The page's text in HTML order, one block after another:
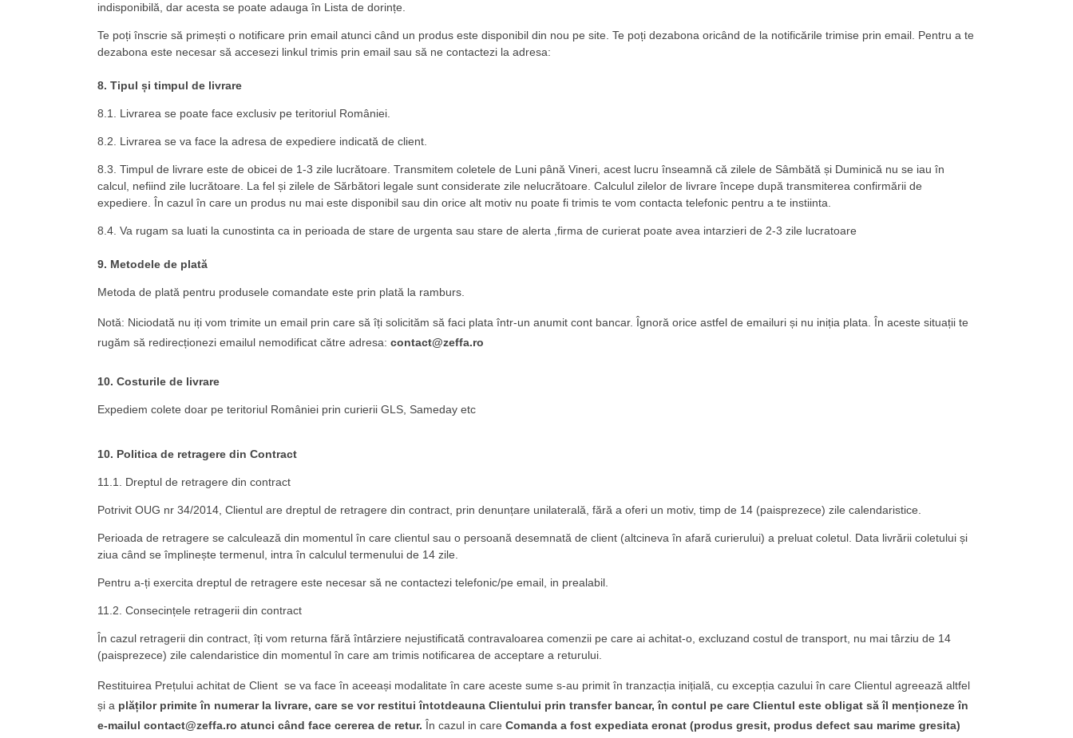
indisponibilă, dar acesta se poate adauga în Lista de dorințe.
Te poți înscrie să primești o notificare prin email atunci când un produs este disponibil din nou pe site. Te poți dezabona oricând de la notificările trimise prin email. Pentru a te
dezabona este necesar să accesezi linkul trimis prin email sau să ne contactezi la adresa:
8. Tipul și timpul de livrare
8.1. Livrarea se poate face exclusiv pe teritoriul României.
8.2. Livrarea se va face la adresa de expediere indicată de client.
8.3. Timpul de livrare este de obicei de 1-3 zile lucrătoare. Transmitem coletele de Luni până Vineri, acest lucru înseamnă că zilele de Sâmbătă și Duminică nu se iau în
calcul, nefiind zile lucrătoare. La fel și zilele de Sărbători legale sunt considerate zile nelucrătoare. Calculul zilelor de livrare începe după transmiterea confirmării de
expediere. În cazul în care un produs nu mai este disponibil sau din orice alt motiv nu poate fi trimis te vom contacta telefonic pentru a te instiinta.
8.4. Va rugam sa luati la cunostinta ca in perioada de stare de urgenta sau stare de alerta ,firma de curierat poate avea intarzieri de 2-3 zile lucratoare
9. Metodele de plată
Metoda de plată pentru produsele comandate este prin plată la ramburs.
Notă: Niciodată nu iți vom trimite un email prin care să îți solicităm să faci plata într-un anumit cont bancar. Îgnoră orice astfel de emailuri și nu iniția plata. În aceste situații te
rugăm să redirecționezi emailul nemodificat către adresa: contact@zeffa.ro
10. Costurile de livrare
Expediem colete doar pe teritoriul României prin curierii GLS, Sameday etc
10. Politica de retragere din Contract
11.1. Dreptul de retragere din contract
Potrivit OUG nr 34/2014, Clientul are dreptul de retragere din contract, prin denunțare unilaterală, fără a oferi un motiv, timp de 14 (paisprezece) zile calendaristice.
Perioada de retragere se calculează din momentul în care clientul sau o persoană desemnată de client (altcineva în afară curierului) a preluat coletul. Data livrării coletului și
ziua când se împlinește termenul, intra în calculul termenului de 14 zile.
Pentru a-ți exercita dreptul de retragere este necesar să ne contactezi telefonic/pe email, in prealabil.
11.2. Consecințele retragerii din contract
În cazul retragerii din contract, îți vom returna fără întârziere nejustificată contravaloarea comenzii pe care ai achitat-o, excluzand costul de transport, nu mai târziu de 14
(paisprezece) zile calendaristice din momentul în care am trimis notificarea de acceptare a returului.
Restituirea Prețului achitat de Client se va face în aceeași modalitate în care aceste sume s-au primit în tranzacția inițială, cu excepția cazului în care Clientul agreează altfel
și a plăților primite în numerar la livrare, care se vor restitui întotdeauna Clientului prin transfer bancar, în contul pe care Clientul este obligat să îl menționeze în
e-mailul contact@zeffa.ro atunci când face cererea de retur. În cazul in care Comanda a fost expediata eronat (produs gresit, produs defect sau marime gresita)